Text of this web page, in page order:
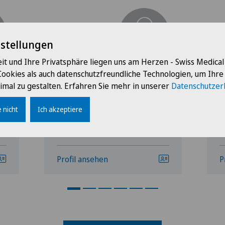
Clinique Générale-Beaulieu
Dao Duc My
Profil ansehen
und Ihre Privatsphäre liegen uns am Herzen - Swiss
als auch datenschutzfreundliche Technologien, um
zu gestalten. Erfahren Sie mehr in unserer
nicht Ich akzeptiere